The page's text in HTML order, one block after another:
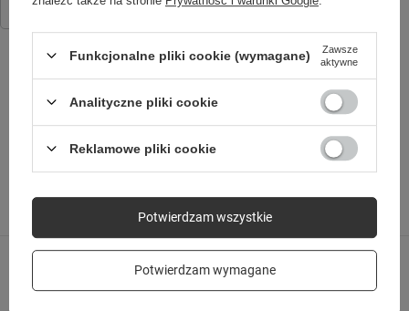
Bezpieczeństwo i moc
Kable Flexibleprzekazują moc do
44,90 zł
SPRAWDŹ TAKŻE
Poprzedni z tej kategorii Następny z tej kategorii
Funkcjonalne pliki cookie (wymagane)
Zawsze
aktywne
Analityczne pliki cookie
Reklamowe pliki cookie
Potwierdzam wymagane
Potwierdzam wszystkie